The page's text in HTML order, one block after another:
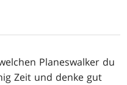
Planeswalker du
Zeit und denke gut